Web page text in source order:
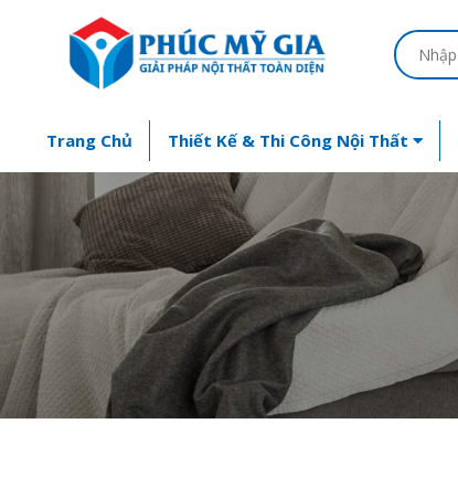
Trang Chủ Thiết Kế & Thi Công Nội Thất